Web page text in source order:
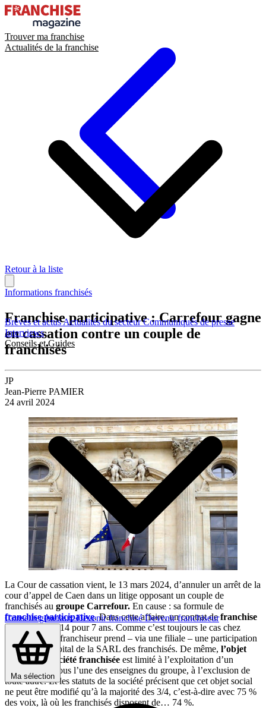
Trouver ma franchise
Actualités de la franchise
Brèves et actusActualités du secteurCommuniqués de presse
Interviews
Conseils et Guides
Conseils générauxDevenir franchiséDevenir franchiseur
Ma sélection
Retour à la liste
Informations franchisés
Franchise participative : Carrefour gagne
en cassation contre un couple de
franchisés
JP
Jean-Pierre PAMIER
24 avril 2024
La Cour de cassation vient, le 13 mars 2024, d’annuler un arrêt de la
cour d’appel de Caen dans un litige opposant un couple de
franchisés au groupe Carrefour. En cause : sa formule de
franchise participative. Dans cette affaire, un contrat defranchise
est signé en 2014 pour 7 ans. Comme c’est toujours le cas chez
Carrefour
, le franchiseur prend – via une filiale – une participation
de 26 % au capital de la SARL des franchisés. De même, l’objet
social de la société franchisée est limité à l’exploitation d’un
supermarché sous l’une des enseignes du groupe, à l’exclusion de
toute autre. Et les statuts de la société précisent que cet objet social
ne peut être modifié qu’à la majorité des 3/4, c’est-à-dire avec 75 %
des voix, là où les franchisés disposent de… 74 %.